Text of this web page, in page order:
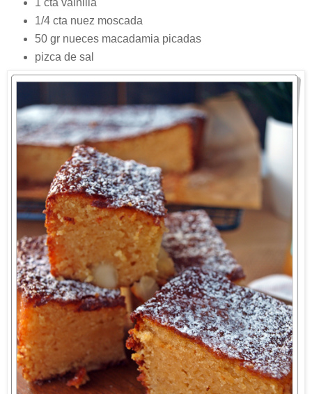
1 cta vainilla
1/4 cta nuez moscada
50 gr nueces macadamia picadas
pizca de sal